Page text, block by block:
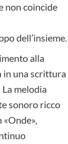
non coincide
dell’insieme.
alla
in una scrittura
melodia
sonoro ricco